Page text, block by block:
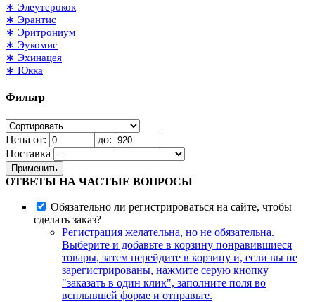
∗ Элеутерокок
∗ Эрантис
∗ Эритрониум
∗ Эукомис
∗ Эхинацея
∗ Юкка
Фильтр
Цена от:
до:
Поставка
Применить
ОТВЕТЫ НА ЧАСТЫЕ ВОПРОСЫ
Обязательно ли регистрироваться на сайте, чтобы
сделать заказ?
Регистрация желательна, но не обязательна.
Выберите и добавьте в корзину понравившиеся
товары, затем перейдите в корзину и, если вы не
зарегистрированы, нажмите серую кнопку
"заказать в один клик", заполните поля во
всплывшей форме и отправьте.